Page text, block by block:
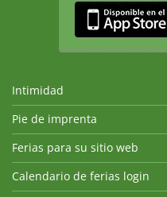
Intimidad
Pie de imprenta
Ferias para su sitio web
Calendario de ferias login